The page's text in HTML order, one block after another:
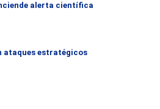
alerta científica
ataques estratégicos